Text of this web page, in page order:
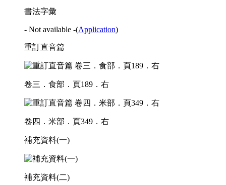
書法字彙
- Not available -(Application)
重訂直音篇
卷三．食部．頁189．右
卷四．米部．頁349．右
補充資料(一)
補充資料(二)